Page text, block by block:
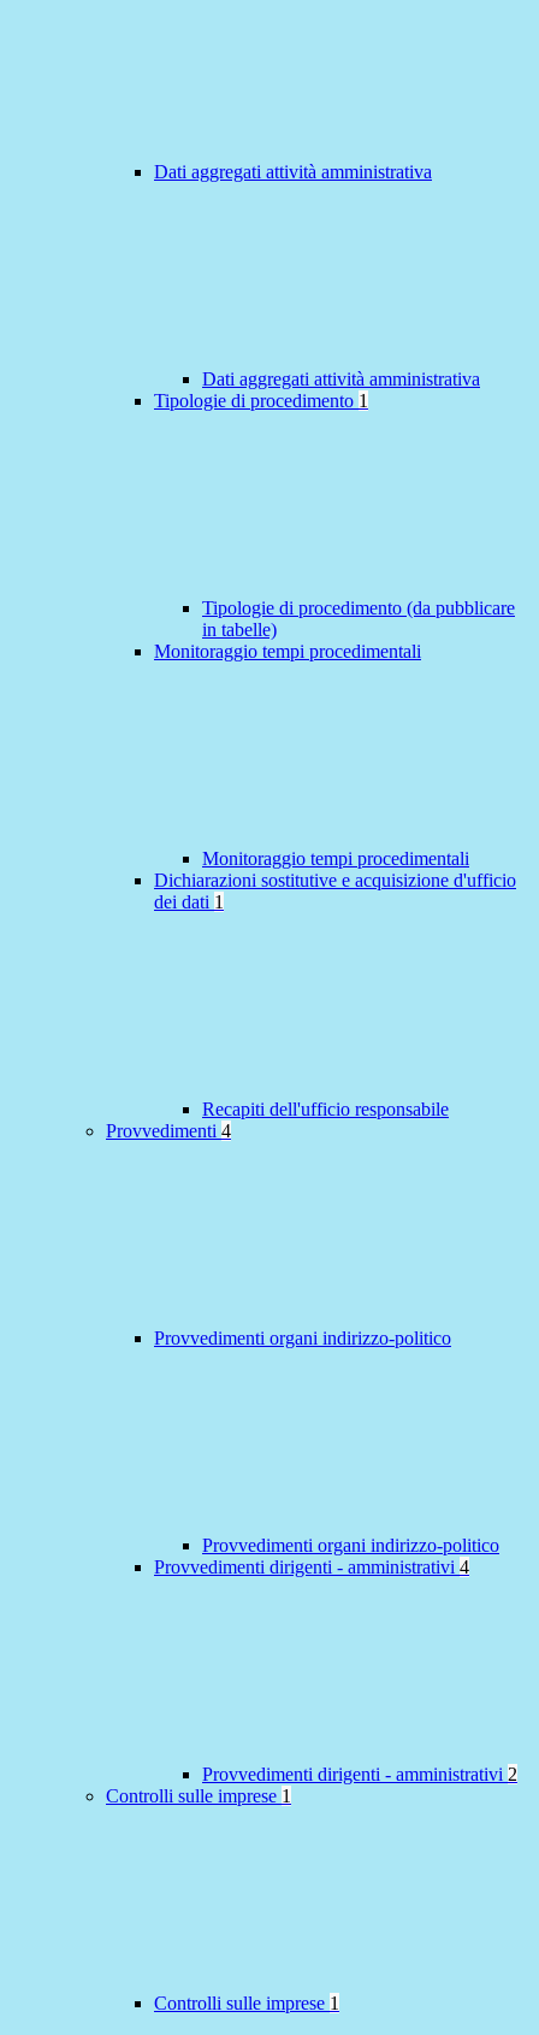
Dati aggregati attività amministrativa
Dati aggregati attività amministrativa
Tipologie di procedimento 1
Tipologie di procedimento (da pubblicare
in tabelle)
Monitoraggio tempi procedimentali
Monitoraggio tempi procedimentali
Dichiarazioni sostitutive e acquisizione d'ufficio
dei dati 1
Recapiti dell'ufficio responsabile
Provvedimenti 4
Provvedimenti organi indirizzo-politico
Provvedimenti organi indirizzo-politico
Provvedimenti dirigenti - amministrativi 4
Provvedimenti dirigenti - amministrativi 2
Controlli sulle imprese 1
Controlli sulle imprese 1